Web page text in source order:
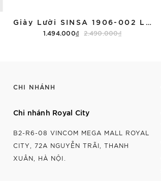
Giày Lười SINSA 1906-002 L1 TQ
1.494.000₫ 2.490.000₫
CHI NHÁNH
Chi nhánh Royal City
B2-R6-08 VINCOM MEGA MALL ROYAL
CITY, 72A NGUYỄN TRÃI, THANH
XUÂN, HÀ NỘI⁠.